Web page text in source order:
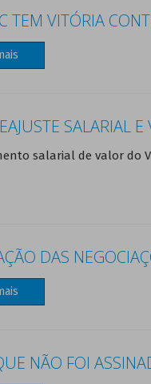
TEM VITÓRIA
SALARIAL E
salarial de valor do
DAS
NÃO FOI